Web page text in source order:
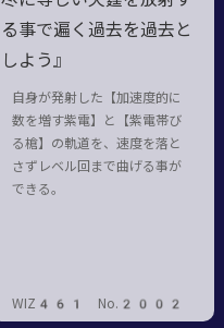
る事で遍く過去を過去と
しよう』
自身が発射した【加速度的に
数を増す紫電】と【紫電帯び
る槍】の軌道を、速度を落と
さずレベル回まで曲げる事が
できる。
WIZ461 No.2002